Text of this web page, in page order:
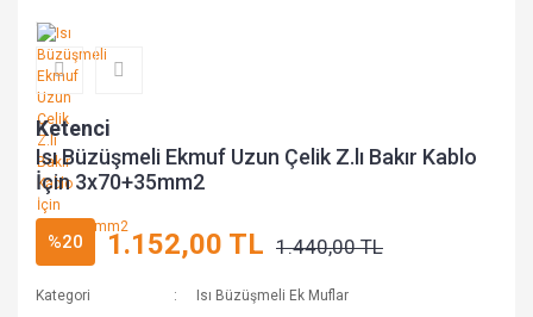
Ketenci
Isı Büzüşmeli Ekmuf Uzun Çelik Z.lı Bakır Kablo
İçin 3x70+35mm2
%20 1.152,00 TL 1.440,00 TL
Kategori
Isı Büzüşmeli Ek Muflar